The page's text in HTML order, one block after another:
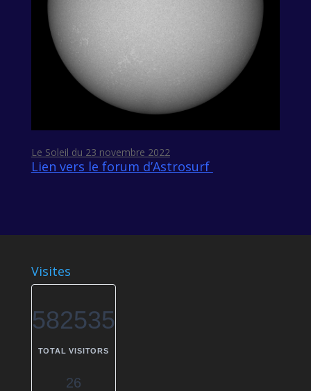
Le Soleil du 23 novembre 2022
Lien vers le forum d’Astrosurf
Visites
582535
TOTAL VISITORS
26